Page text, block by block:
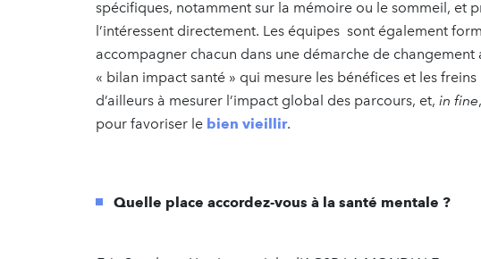
spécifiques, notamment sur la mémoire ou le sommeil, et
l’intéressent directement. Les équipes sont également
accompagner chacun dans une démarche de
« bilan impact santé » qui mesure les bénéfices et les
d’ailleurs à mesurer l’impact global des parcours, et, in fine
pour favoriser le bien vieillir.
Quelle place accordez-vous à la santé mentale ?